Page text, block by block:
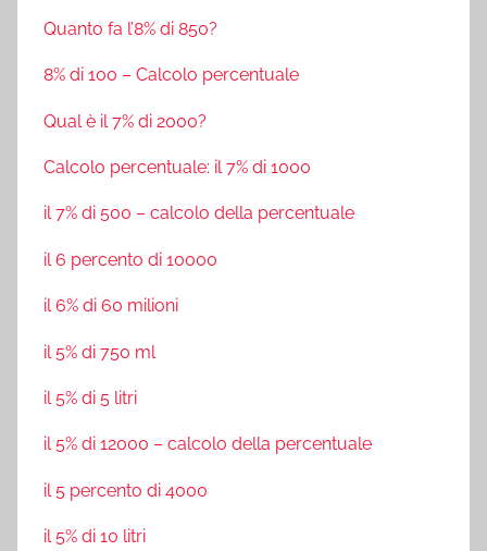
Quanto fa l’8% di 850?
8% di 100 – Calcolo percentuale
Qual è il 7% di 2000?
Calcolo percentuale: il 7% di 1000
il 7% di 500 – calcolo della percentuale
il 6 percento di 10000
il 6% di 60 milioni
il 5% di 750 ml
il 5% di 5 litri
il 5% di 12000 – calcolo della percentuale
il 5 percento di 4000
il 5% di 10 litri